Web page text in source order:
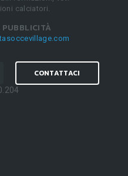
calciatori.
PUBBLICITÀ
CONTATTACI